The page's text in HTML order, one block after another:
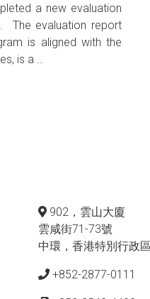
a new evaluation
The evaluation report
is aligned with the
is a …
902，雲山大廈
雲咸街71-73號
中環，香港特別行政
+852-2877-0111